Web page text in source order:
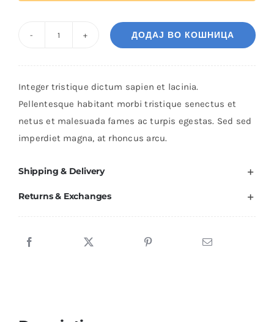
количина
ДОДАЈ ВО КОШНИЦА
Integer tristique dictum sapien et lacinia.
Pellentesque habitant morbi tristique senectus et
netus et malesuada fames ac turpis egestas. Sed sed
imperdiet magna, at rhoncus arcu.
Shipping & Delivery
Returns & Exchanges